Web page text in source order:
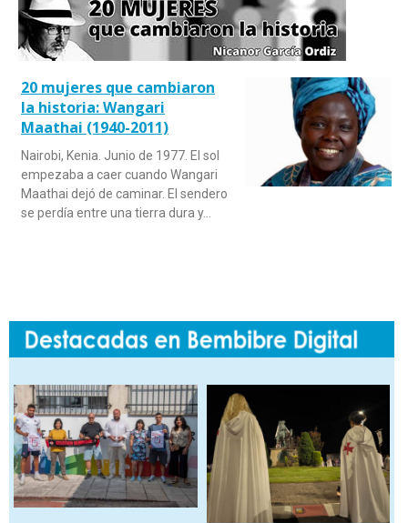
20 mujeres que cambiaron
la historia: Wangari
Maathai (1940-2011)
Nairobi, Kenia. Junio de 1977. El sol
empezaba a caer cuando Wangari
Maathai dejó de caminar. El sendero
se perdía entre una tierra dura y…